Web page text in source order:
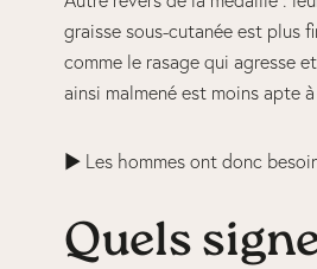
graisse sous-cutanée est plus
comme le rasage qui agresse
ainsi malmené est moins apte
► Les hommes ont donc
Quels